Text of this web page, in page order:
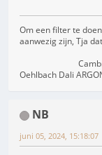
Om een filter te
aanwezig zijn, Tja
Cambridge
Oehlbach Dali
NB
juni 05, 2024, 15:18:07